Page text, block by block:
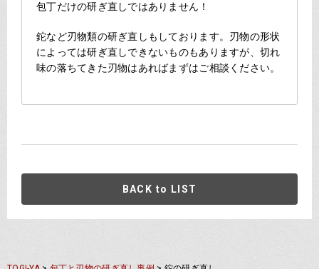
包丁だけの研ぎ直しではありません！
鉈など刃物類の研ぎ直しもしております。刃物の形状
によっては研ぎ直しできないものもありますが、切れ
味の落ちてきた刃物はあればまずはご相談ください。
BACK to LIST